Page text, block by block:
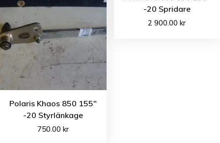
Polaris Khaos 850 155″
-20 Styrlänkage
750.00kr
-20 Spridare
2 900.00kr